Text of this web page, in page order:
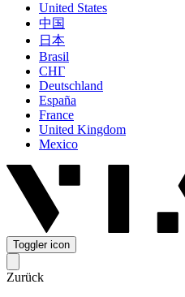
United States
中国
日本
Brasil
СНГ
Deutschland
España
France
United Kingdom
Mexico
Toggler icon
Zurück